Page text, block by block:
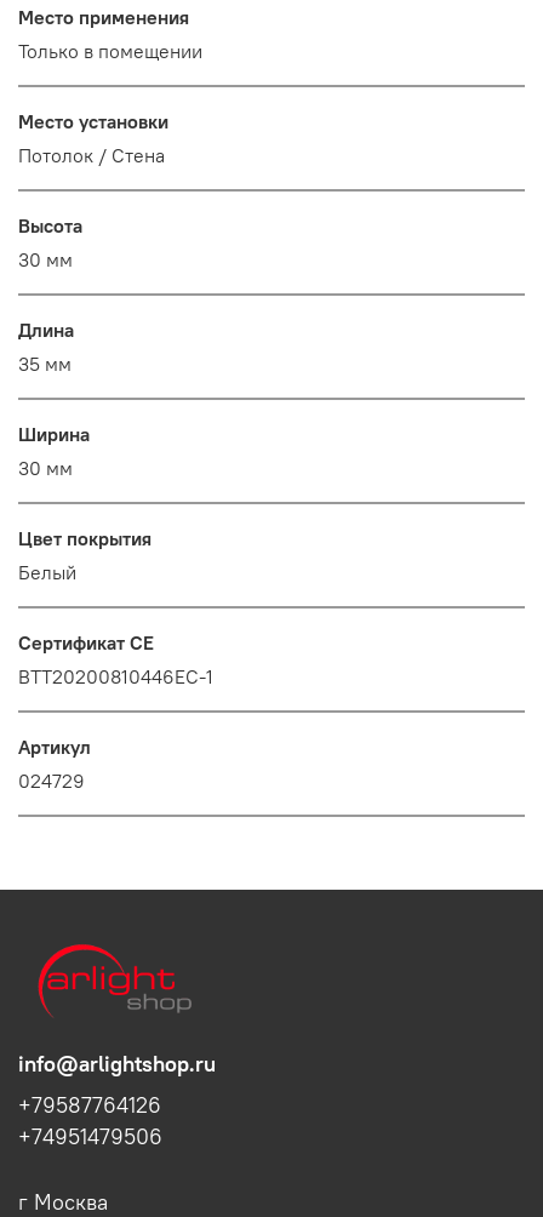
Место применения
Только в помещении
Место установки
Потолок / Cтена
Высота
30 мм
Длина
35 мм
Ширина
30 мм
Цвет покрытия
Белый
Сертификат CE
BTT20200810446EC-1
Артикул
024729
info@arlightshop.ru
+79587764126
+74951479506
г Москва